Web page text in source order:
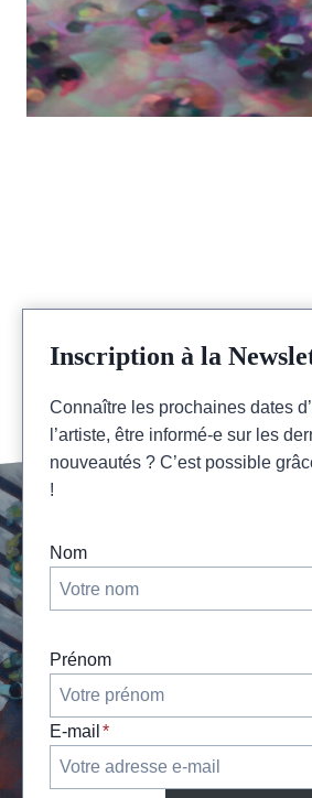
Inscription à la
Connaître les prochaines dates
l’artiste, être informé-e sur les
nouveautés ? C’est possible
!
Nom
Prénom
E-mail *